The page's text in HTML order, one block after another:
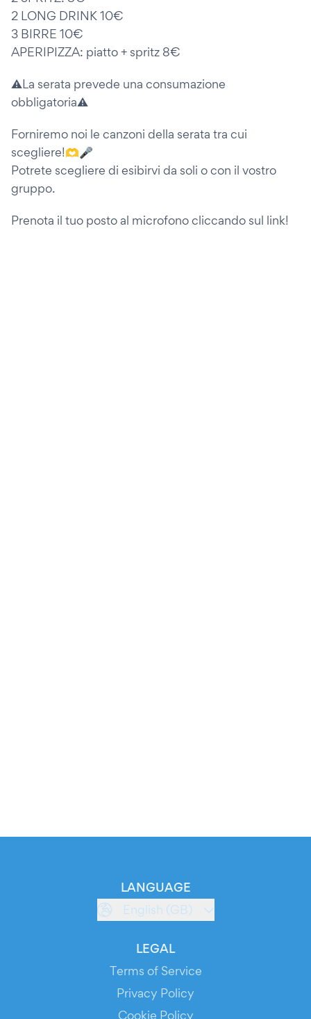
2 LONG DRINK 10€
3 BIRRE 10€
APERIPIZZA: piatto + spritz 8€
⚠️La serata prevede una consumazione
obbligatoria⚠️
Forniremo noi le canzoni della serata tra cui
scegliere!🫶🎤
Potrete scegliere di esibirvi da soli o con il vostro
gruppo.
Prenota il tuo posto al microfono cliccando sul link!
LANGUAGE
English (GB)
LEGAL
Terms of Service
Privacy Policy
Cookie Policy